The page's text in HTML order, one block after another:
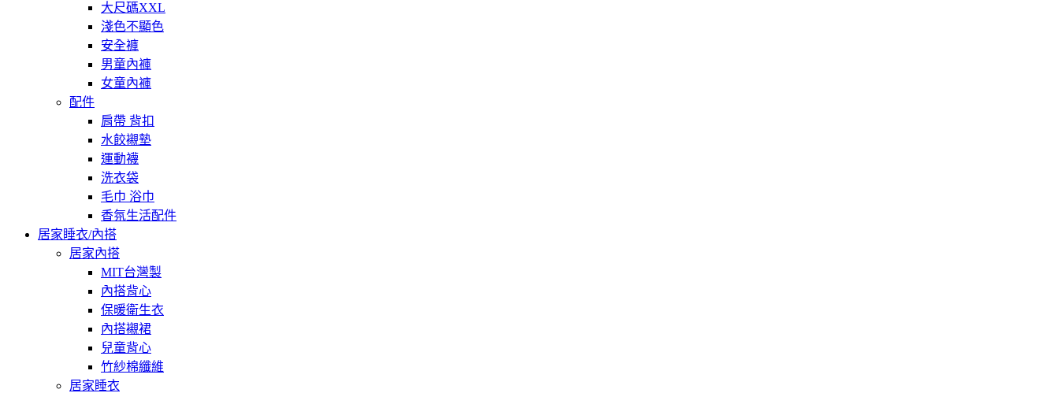
大尺碼XXL
淺色不顯色
安全褲
男童內褲
女童內褲
配件
肩帶 背扣
水餃襯墊
運動襪
洗衣袋
毛巾 浴巾
香氛生活配件
居家睡衣/內搭
居家內搭
MIT台灣製
內搭背心
保暖衛生衣
內搭襯裙
兒童背心
竹紗棉纖維
居家睡衣